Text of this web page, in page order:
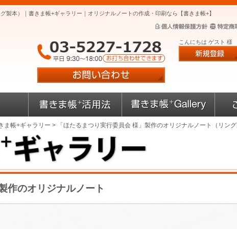
製本）｜書きま帳+ギャラリー｜オリジナルノートの作成・印刷なら【書きま帳+】
こんにちは ゲスト 様
ま帳+ギャラリー > 「ほたるまつり実行委員会 様」製作のオリジナルノート（リン
作のオリジナルノート